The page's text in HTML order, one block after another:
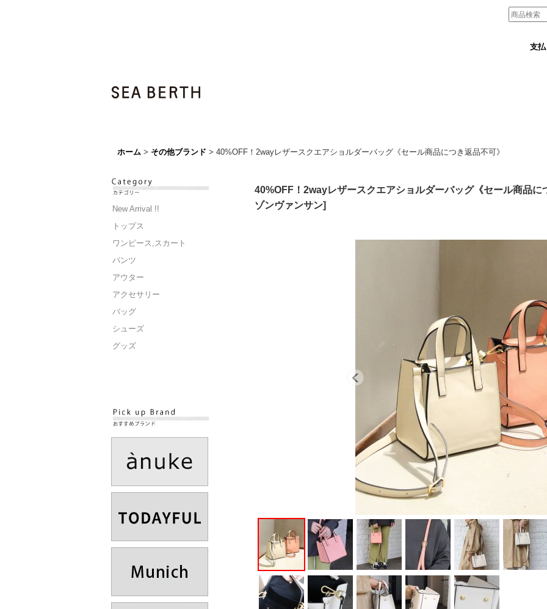
支払
ホーム > その他ブランド > 40%OFF！2wayレザースクエアショルダーバッグ《セール商品につき返品不可》
New Arrival !!
トップス
ワンピース,スカート
パンツ
アウター
アクセサリー
バッグ
シューズ
グッズ
40%OFF！2wayレザースクエアショルダーバッグ《セール商品に
ゾンヴァンサン]